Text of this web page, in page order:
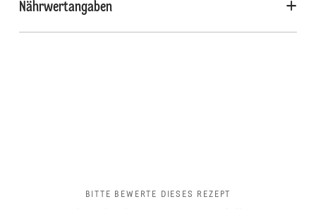
Nährwertangaben
BITTE BEWERTE DIESES REZEPT